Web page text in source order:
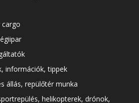
cargo
információk, tippek
állás, repülőtér munka
helikopterek, drónok,